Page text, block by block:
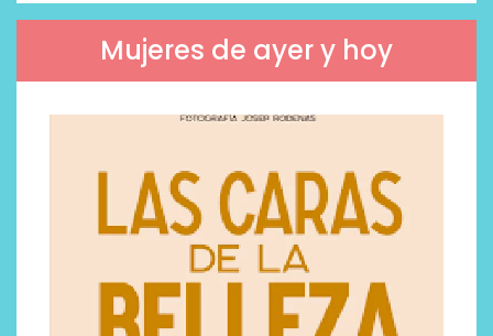
Mujeres de ayer y hoy